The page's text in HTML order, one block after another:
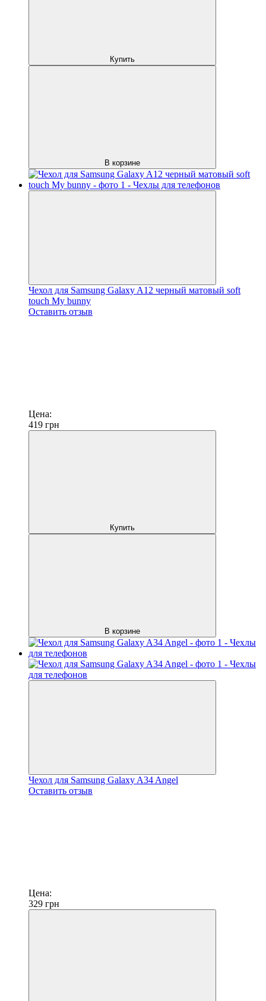
Купить
В корзине
Чехол для Samsung Galaxy A12 черный матовый soft
touch My bunny
Оставить отзыв
Цена:
419 грн
Купить
В корзине
Чехол для Samsung Galaxy A34 Angel
Оставить отзыв
Цена:
329 грн